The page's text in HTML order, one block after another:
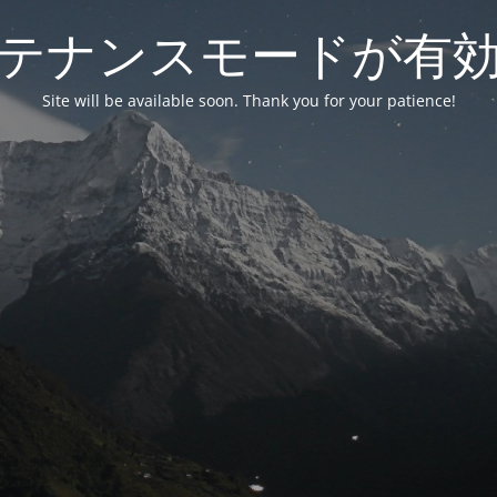
ナンスモードが有
Site will be available soon. Thank you for your patience!